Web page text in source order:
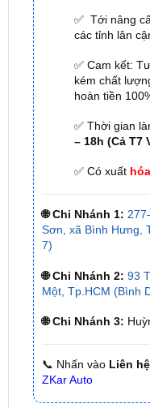
✅ Cam kết:
kém chất
✅ Thời gian
– 18h (Cả T7
✅ Có xuất
🌐 Chi Nhánh 1:
🌐 Chi Nhánh 2: 93
Một, Tp.HCM (Bình
🌐 Chi Nhánh 3:
📞 Nhấn vàoLiên